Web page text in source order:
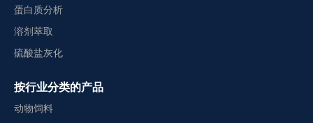
蛋白质分析
溶剂萃取
硫酸盐灰化
按行业分类的产品
动物饲料